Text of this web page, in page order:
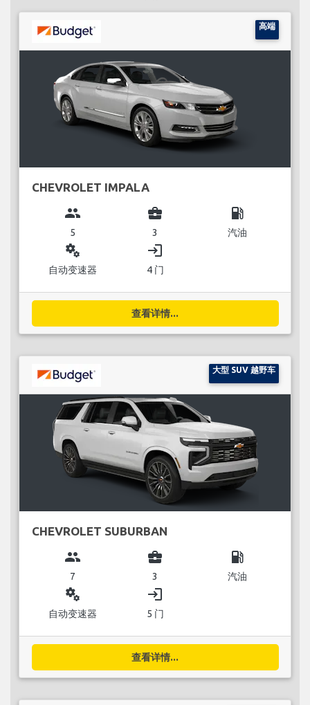
高端
CHEVROLET IMPALA
group
5
business_center
3
local_gas_station
汽油
miscellaneous_services
自动变速器
login
4 门
查看详情...
大型 SUV 越野车
CHEVROLET SUBURBAN
group
7
business_center
3
local_gas_station
汽油
miscellaneous_services
自动变速器
login
5 门
查看详情...